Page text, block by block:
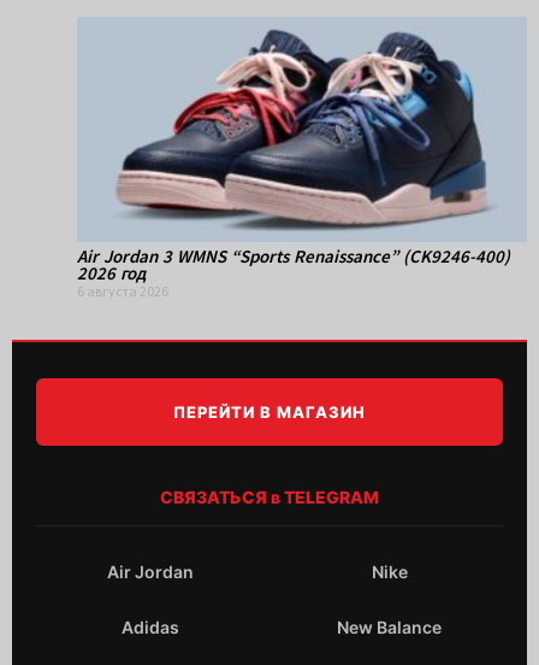
Air Jordan 3 WMNS “Sports Renaissance” (CK9246-400)
2026 год
6 августа 2026
ПЕРЕЙТИ В МАГАЗИН
СВЯЗАТЬСЯ в TELEGRAM
Air Jordan Nike
Adidas New Balance